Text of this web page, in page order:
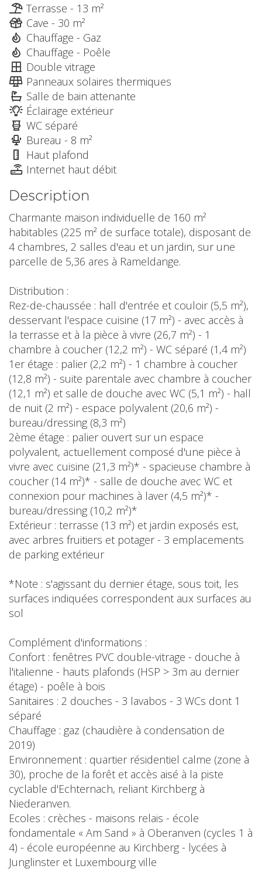
Terrasse - 13 m²
Cave - 30 m²
Chauffage - Gaz
Chauffage - Poêle
Double vitrage
Panneaux solaires thermiques
Salle de bain attenante
Éclairage extérieur
WC séparé
Bureau - 8 m²
Haut plafond
Internet haut débit
Description
Charmante maison individuelle de 160 m²
habitables (225 m² de surface totale), disposant de
4 chambres, 2 salles d'eau et un jardin, sur une
parcelle de 5,36 ares à Rameldange.
Distribution :
Rez-de-chaussée : hall d'entrée et couloir (5,5 m²),
desservant l'espace cuisine (17 m²) - avec accès à
la terrasse et à la pièce à vivre (26,7 m²) - 1
chambre à coucher (12,2 m²) - WC séparé (1,4 m²)
1er étage : palier (2,2 m²) - 1 chambre à coucher
(12,8 m²) - suite parentale avec chambre à coucher
(12,1 m²) et salle de douche avec WC (5,1 m²) - hall
de nuit (2 m²) - espace polyvalent (20,6 m²) -
bureau/dressing (8,3 m²)
2ème étage : palier ouvert sur un espace
polyvalent, actuellement composé d'une pièce à
vivre avec cuisine (21,3 m²)* - spacieuse chambre à
coucher (14 m²)* - salle de douche avec WC et
connexion pour machines à laver (4,5 m²)* -
bureau/dressing (10,2 m²)*
Extérieur : terrasse (13 m²) et jardin exposés est,
avec arbres fruitiers et potager - 3 emplacements
de parking extérieur
*Note : s'agissant du dernier étage, sous toit, les
surfaces indiquées correspondent aux surfaces au
sol
Complément d'informations :
Confort : fenêtres PVC double-vitrage - douche à
l'italienne - hauts plafonds (HSP > 3m au dernier
étage) - poêle à bois
Sanitaires : 2 douches - 3 lavabos - 3 WCs dont 1
séparé
Chauffage : gaz (chaudière à condensation de
2019)
Environnement : quartier résidentiel calme (zone à
30), proche de la forêt et accès aisé à la piste
cyclable d'Echternach, reliant Kirchberg à
Niederanven.
Ecoles : crèches - maisons relais - école
fondamentale « Am Sand » à Oberanven (cycles 1 à
4) - école européenne au Kirchberg - lycées à
Junglinster et Luxembourg ville